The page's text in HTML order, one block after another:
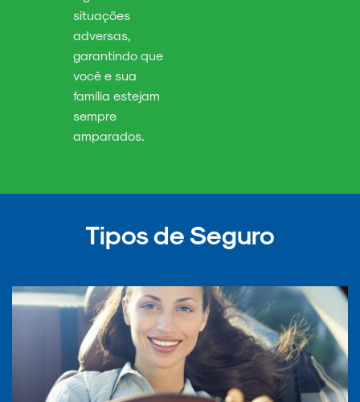
situações
adversas,
garantindo que
você e sua
família estejam
sempre
amparados.
Tipos de Seguro